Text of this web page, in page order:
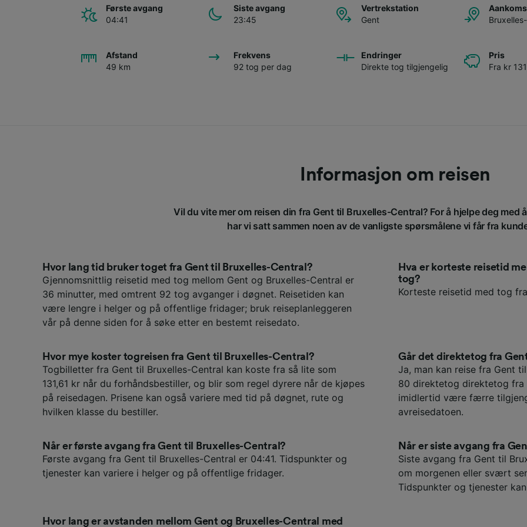
Første avgang
04:41
Siste avgang
23:45
Vertrekstation
Gent
Afstand
49 km
Frekvens
92 tog per dag
Endringer
Direkte tog tilgjengelig
Pris
Fra kr
Informasjon om reisen
Vil du vite mer om reisen din fra Gent til Bruxelles-Central? For å hjelpe deg med
har vi satt sammen noen av de vanligste spørsmålene vi får fra
Hvor lang tid bruker toget fra Gent til Bruxelles-Central?
Gjennomsnittlig reisetid med tog mellom Gent og Bruxelles-Central er
36 minutter, med omtrent 92 tog avganger i døgnet. Reisetiden kan
være lengre i helger og på offentlige fridager; bruk reiseplanleggeren
vår på denne siden for å søke etter en bestemt reisedato.
Hva er korteste reisetid
tog?
Korteste reisetid med tog
Hvor mye koster togreisen fra Gent til Bruxelles-Central?
Togbilletter fra Gent til Bruxelles-Central kan koste fra så lite som
131,61 kr når du forhåndsbestiller, og blir som regel dyrere når de kjøpes
på reisedagen. Prisene kan også variere med tid på døgnet, rute og
hvilken klasse du bestiller.
Går det direktetog fra
Ja, man kan reise fra Gent
80 direktetog direktetog fra
imidlertid være færre
avreisedatoen.
Når er første avgang fra Gent til Bruxelles-Central?
Første avgang fra Gent til Bruxelles-Central er 04:41. Tidspunkter og
tjenester kan variere i helger og på offentlige fridager.
Når er siste avgang fra
Siste avgang fra Gent til
om morgenen eller svært
Tidspunkter og tjenester
Hvor lang er avstanden mellom Gent og Bruxelles-Central med